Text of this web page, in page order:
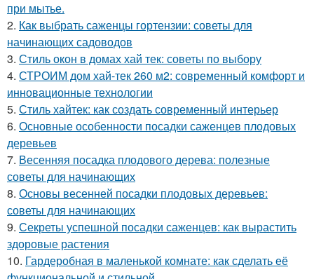
при мытье.
2. Как выбрать саженцы гортензии: советы для
начинающих садоводов
3. Стиль окон в домах хай тек: советы по выбору
4. СТРОИМ дом хай-тек 260 м2: современный комфорт и
инновационные технологии
5. Стиль хайтек: как создать современный интерьер
6. Основные особенности посадки саженцев плодовых
деревьев
7. Весенняя посадка плодового дерева: полезные
советы для начинающих
8. Основы весенней посадки плодовых деревьев:
советы для начинающих
9. Секреты успешной посадки саженцев: как вырастить
здоровые растения
10. Гардеробная в маленькой комнате: как сделать её